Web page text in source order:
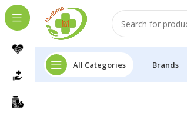
All Categories Brands